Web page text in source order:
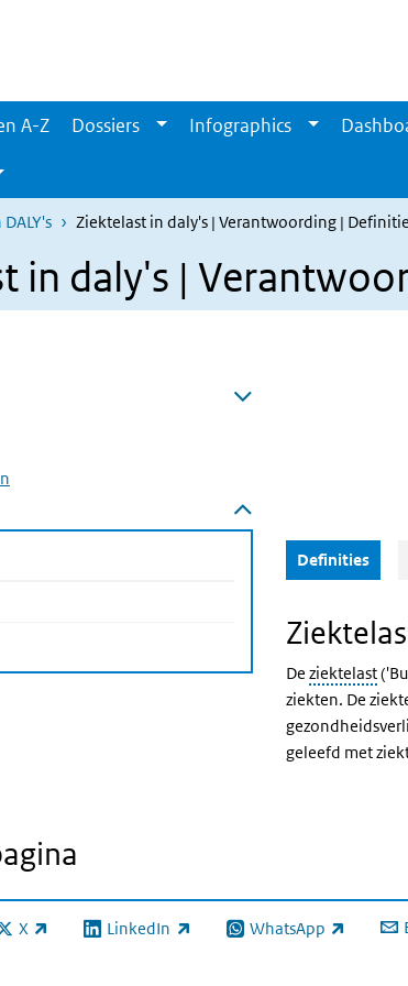
A-Z Dossiers Infographics
Ziektelast in daly's | Verantwoording |
in daly's |
pagina) Definities
De ziektelast
ziekten. De
geleefd met
X link) LinkedIn
(externe link) WhatsApp
(externe link)